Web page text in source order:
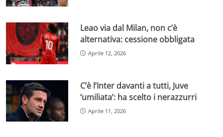
Leao via dal Milan, non c’è
alternativa: cessione obbligata
Aprile 12, 2026
C’è l’Inter davanti a tutti, Juve
‘umiliata’: ha scelto i nerazzurri
Aprile 11, 2026